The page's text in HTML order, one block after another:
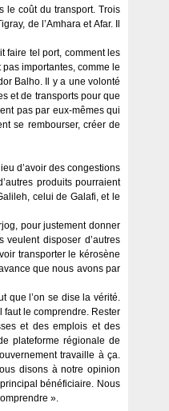
le coût du transport. Trois
de l’Amhara et Afar. Il
faire tel port, comment les
importantes, comme le
Balho. Il y a une volonté
et de transports pour que
pas par eux-mêmes qui
se rembourser, créer de
d’avoir des congestions
produits pourraient
celui de Galafi, et le
pour justement donner
disposer d’autres
transporter le kérosène
que nous avons par
que l’on se dise la vérité.
faut le comprendre. Rester
et des emplois et des
plateforme régionale de
travaille à ça.
disons à notre opinion
bénéficiaire. Nous
».